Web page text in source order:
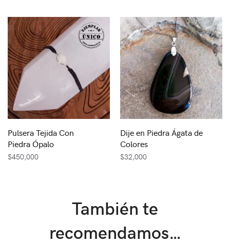
Pulsera Tejida Con
Piedra Ópalo
$450,000
Dije en Piedra Ágata de
Colores
$32,000
También te
recomendamos…